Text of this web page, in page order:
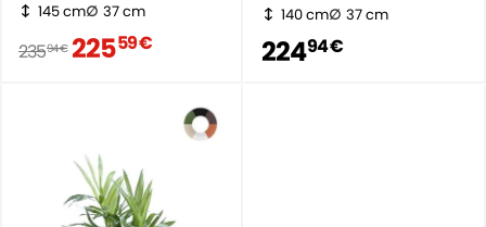
145 cm 37 cm
23594 € 22559 €
140 cm 37 cm
22494 €